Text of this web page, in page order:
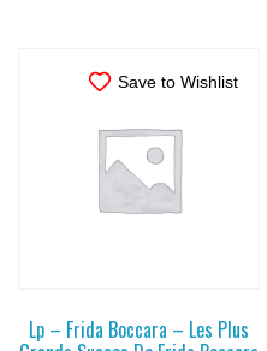
Save to Wishlist
Lp – Frida Boccara – Les Plus